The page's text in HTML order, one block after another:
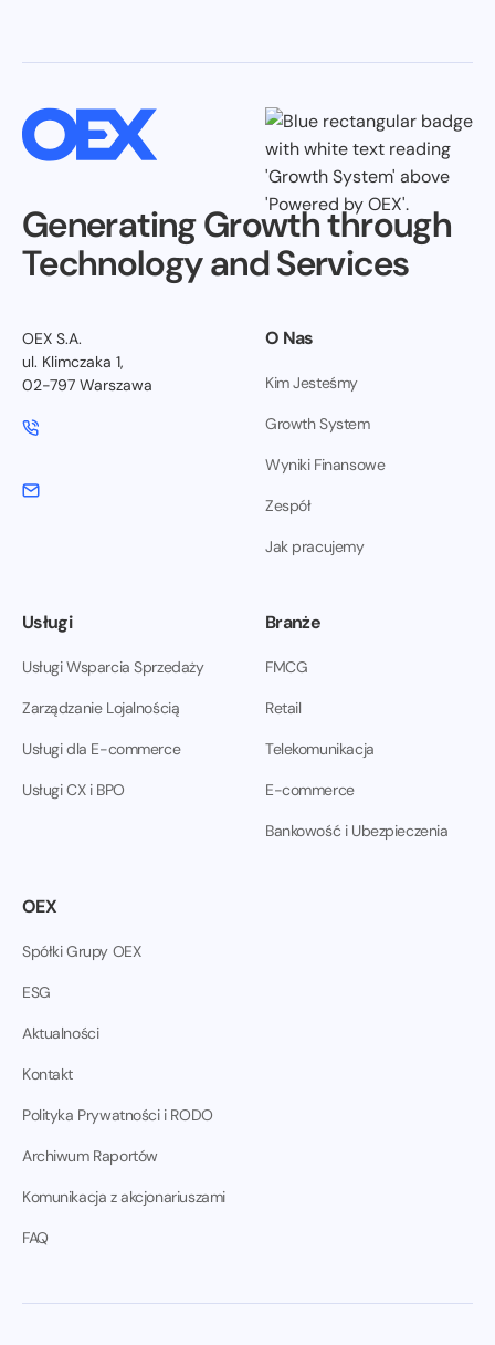
Generating Growth through
Technology and Services
OEX S.A.
ul. Klimczaka 1,
02-797 Warszawa
O Nas
Kim Jesteśmy
Growth System
Wyniki Finansowe
Zespół
Jak pracujemy
Usługi
Usługi Wsparcia Sprzedaży
Zarządzanie Lojalnością
Usługi dla E-commerce
Usługi CX i BPO
Branże
FMCG
Retail
Telekomunikacja
E-commerce
Bankowość i Ubezpieczenia
OEX
Spółki Grupy OEX
ESG
Aktualności
Kontakt
Polityka Prywatności i RODO
Archiwum Raportów
Komunikacja z akcjonariuszami
FAQ